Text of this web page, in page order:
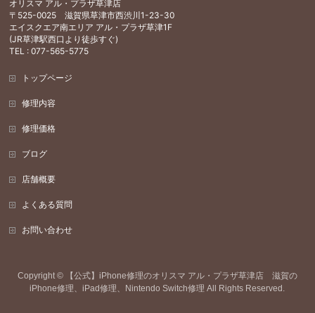
オリスマ アル・プラザ草津店
〒525-0025 滋賀県草津市西渋川1-23-30
エイスクエア南エリア アル・プラザ草津1F
(JR草津駅西口より徒歩すぐ)
TEL : 077-565-5775
トップページ
修理内容
修理価格
ブログ
店舗概要
よくある質問
お問い合わせ
Copyright ©
【公式】iPhone修理のオリスマ アル・プラザ草津店 滋賀の
iPhone修理、iPad修理、Nintendo Switch修理 All Rights Reserved.